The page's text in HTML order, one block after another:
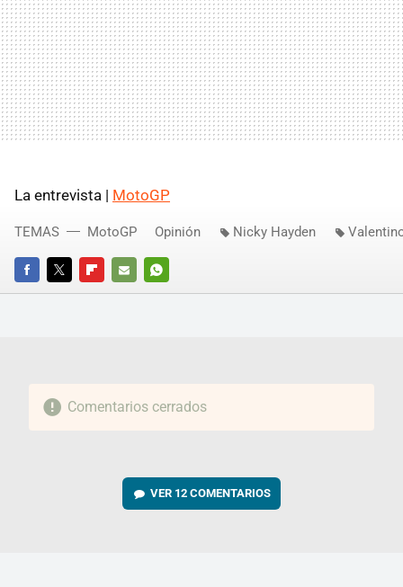
La entrevista | MotoGP
FACEBOOKTWITTERFLIPBOARD
E-
WHATSAPP
TEMAS MotoGP Opinión Nicky Hayden
Comentarios cerrados
VER 12 COMENTARIOS